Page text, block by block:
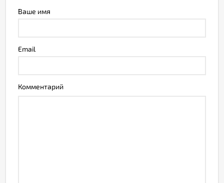
Ваше имя
Email
Комментарий